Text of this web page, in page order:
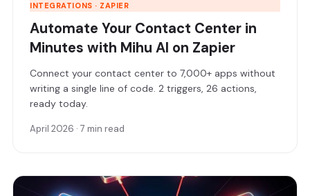
INTEGRATIONS · ZAPIER
Automate Your Contact Center in
Minutes with Mihu AI on Zapier
Connect your contact center to 7,000+ apps without
writing a single line of code. 2 triggers, 26 actions,
ready today.
April 2026 · 7 min read